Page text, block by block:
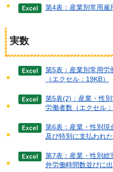
第4表：産業別常用雇
実数
第5表：産業別常用労
（エクセル：19KB）
第5表(2)：産業・性
労働者数（エクセル：
第6表：産業・性別現
及び特別に支払われ
第7表：産業・性別総
外労働時間数並びに